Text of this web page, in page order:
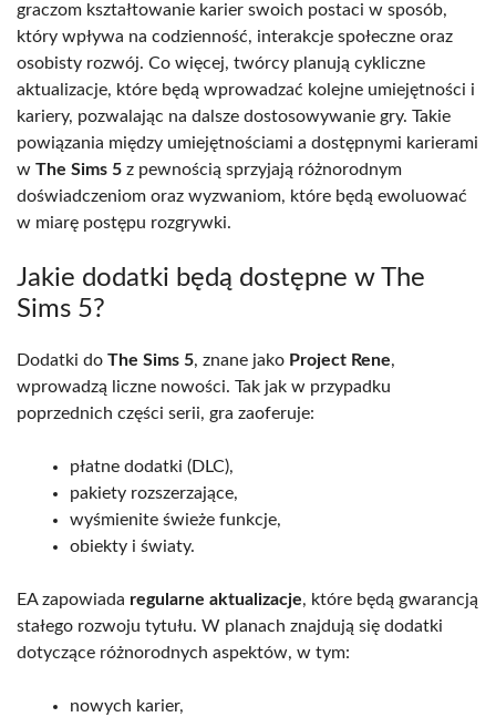
graczom kształtowanie karier swoich postaci w sposób,
który wpływa na codzienność, interakcje społeczne oraz
osobisty rozwój. Co więcej, twórcy planują cykliczne
aktualizacje, które będą wprowadzać kolejne umiejętności i
kariery, pozwalając na dalsze dostosowywanie gry. Takie
powiązania między umiejętnościami a dostępnymi karierami
w The Sims 5 z pewnością sprzyjają różnorodnym
doświadczeniom oraz wyzwaniom, które będą ewoluować
w miarę postępu rozgrywki.
Jakie dodatki będą dostępne w The
Sims 5?
Dodatki do The Sims 5, znane jako Project Rene,
wprowadzą liczne nowości. Tak jak w przypadku
poprzednich części serii, gra zaoferuje:
płatne dodatki (DLC),
pakiety rozszerzające,
wyśmienite świeże funkcje,
obiekty i światy.
EA zapowiada regularne aktualizacje, które będą gwarancją
stałego rozwoju tytułu. W planach znajdują się dodatki
dotyczące różnorodnych aspektów, w tym:
nowych karier,